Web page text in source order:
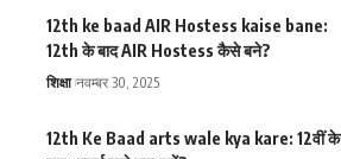
12th ke baad AIR Hostess kaise bane:
12th के बाद AIR Hostess कैसे बने?
शिक्षा नवम्बर 30, 2025
12th Ke Baad arts wale kya kare: 12वीं के